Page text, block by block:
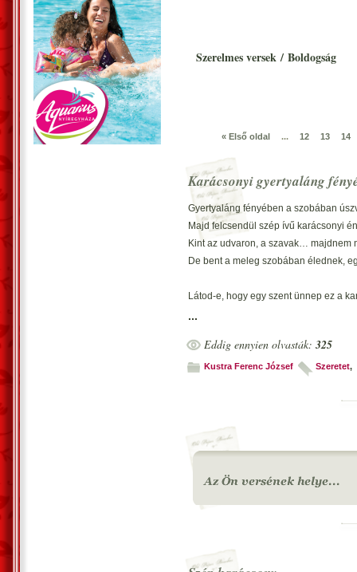
Szerelmes versek / Boldogság
« Első oldal ... 12 13 14
Karácsonyi gyertyaláng
Gyertyaláng fényében a szobában
Majd felcsendül szép ívű karácsonyi
Kint az udvaron, a szavak… majdnem
De bent a meleg szobában élednek,
Látod-e, hogy egy szent ünnep ez a
És egy lehetőség, hogy méltóan
Ne mulaszd el, hogy esti imához
Figyeld meg, és fedezd fel, hogy mit
És ha másban nem... de a
Ha holnap új napon, újabb reggelre
Felkeltél, már nem pihensz, de így
...
Eddig ennyien olvasták: 325
Kustra Ferenc József Szeretet,